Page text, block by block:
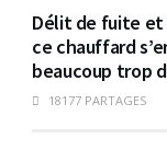
Délit de fuite
ce chauffard
beaucoup trop
18177 PARTAGES